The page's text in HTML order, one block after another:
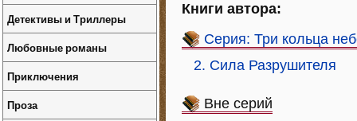
Книги автора:
Серия: Три кольца
2. Сила Разрушителя
Вне серий
Детективы и Триллеры
Любовные романы
Приключения
Проза